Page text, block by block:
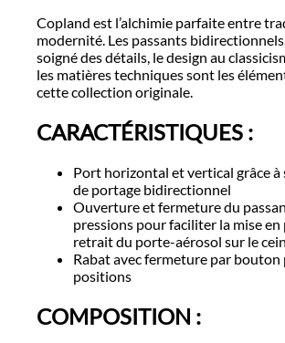
Copland est l’alchimie parfaite entre
modernité. Les passants
soigné des détails, le design au
les matières techniques sont les
cette collection originale.
CARACTÉRISTIQUES :
Port horizontal et vertical grâce à
de portage bidirectionnel
Ouverture et fermeture du
pressions pour faciliter la mise en
retrait du porte-aérosol sur le
Rabat avec fermeture par bouton
positions
COMPOSITION :